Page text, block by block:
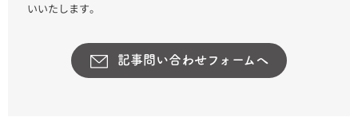
いいたします。
記事問い合わせフォームへ